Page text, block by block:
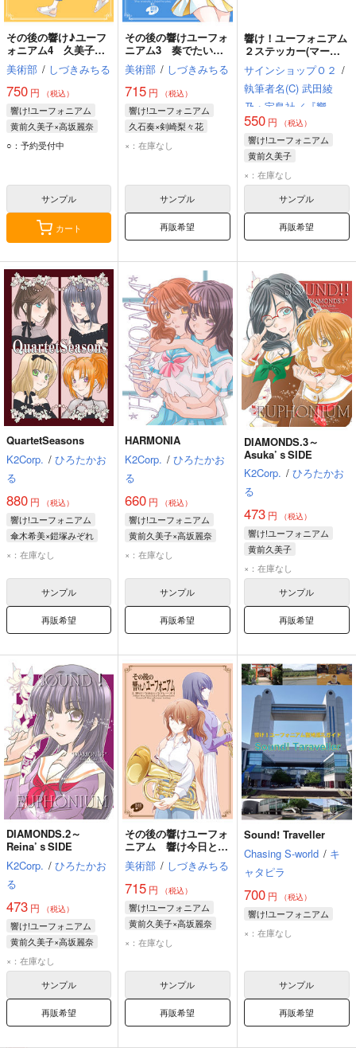
その後の響け♪ユーフ
ォニアム4 久美子先
生のディスコ・キッド
美術部 / しづきみちる
750 円 （税込）
響け!ユーフォニアム
黄前久美子×高坂麗奈
黄前久美子
○：予約受付中
サンプル
カート
その後の響けユーフォ
ニアム3 奏でたいメ
ロディー
美術部 / しづきみちる
715 円 （税込）
響け!ユーフォニアム
久石奏×剣崎梨々花
久石奏
黄前久美子
×：在庫なし
サンプル
再販希望
響け！ユーフォニアム
２ステッカー(マーチ
ング)
サインショップＯ２ /
執筆者名(C) 武田綾
乃・宝島社／『響
け！』制作委員会
550円 （税込）
響け!ユーフォニアム
黄前久美子
田中あすか
中世古香織
×：在庫なし
サンプル
再販希望
QuartetSeasons
K2Corp. / ひろたかお
る
880 円 （税込）
響け!ユーフォニアム
傘木希美×鎧塚みぞれ
傘木希美
×：在庫なし
サンプル
再販希望
HARMONIA
K2Corp. / ひろたかお
る
660 円 （税込）
響け!ユーフォニアム
黄前久美子×高坂麗奈
黄前久美子
×：在庫なし
サンプル
再販希望
DIAMONDS.3～
Asuka’ｓSIDE
K2Corp. / ひろたかお
る
473円 （税込）
響け!ユーフォニアム
黄前久美子
田中あすか
×：在庫なし
サンプル
再販希望
DIAMONDS.2～
Reina’ｓSIDE
K2Corp. / ひろたかお
る
473 円 （税込）
響け!ユーフォニアム
黄前久美子×高坂麗奈
黄前久美子
×：在庫なし
サンプル
再販希望
その後の響けユーフォ
ニアム 響け今日とい
うフレーズ
美術部 / しづきみちる
715 円 （税込）
響け!ユーフォニアム
黄前久美子×高坂麗奈
黄前久美子
×：在庫なし
サンプル
再販希望
Sound! Traveller
Chasing S-world / キ
ャタピラ
700円 （税込）
響け!ユーフォニアム
×：在庫なし
サンプル
再販希望